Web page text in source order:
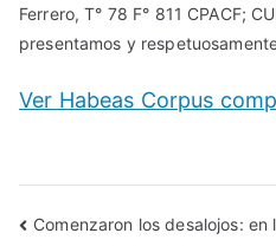
Ferrero, T° 78 F° 811 CPACF;
presentamos y
Ver Habeas Corpus
Comenzaron los desalojos: